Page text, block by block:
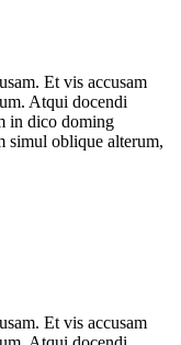
Et vis accusam
Atqui docendi
in dico doming
simul oblique alterum,
Et vis accusam